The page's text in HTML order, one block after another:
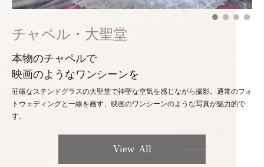
チャペル・大聖堂
本物のチャペルで
映画のようなワンシーンを
荘厳なステンドグラスの大聖堂で神聖な空気を感じながら撮影。通常のフォ
トウェディングと一線を画す、映画のワンシーンのような写真が魅力的で
す。
View All